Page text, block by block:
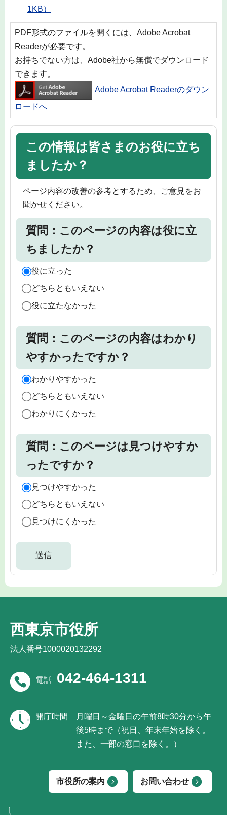
1KB）
PDF形式のファイルを開くには、Adobe Acrobat
Readerが必要です。
お持ちでない方は、Adobe社から無償でダウンロード
できます。
Adobe Acrobat Readerのダウン
ロードへ
この情報は皆さまのお役に立ち
ましたか？
ページ内容の改善の参考とするため、ご意見をお
聞かせください。
質問：このページの内容は役に立
ちましたか？
役に立った
どちらともいえない
役に立たなかった
質問：このページの内容はわかり
やすかったですか？
わかりやすかった
どちらともいえない
わかりにくかった
質問：このページは見つけやすか
ったですか？
見つけやすかった
どちらともいえない
見つけにくかった
西東京市役所
法人番号1000020132292
電話 042-464-1311
開庁時間
月曜日～金曜日の午前8時30分から午
後5時まで（祝日、年末年始を除く。
また、一部の窓口を除く。）
市役所の案内 お問い合わせ